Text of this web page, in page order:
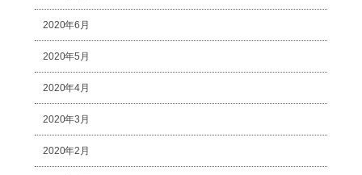
2020年6月
2020年5月
2020年4月
2020年3月
2020年2月